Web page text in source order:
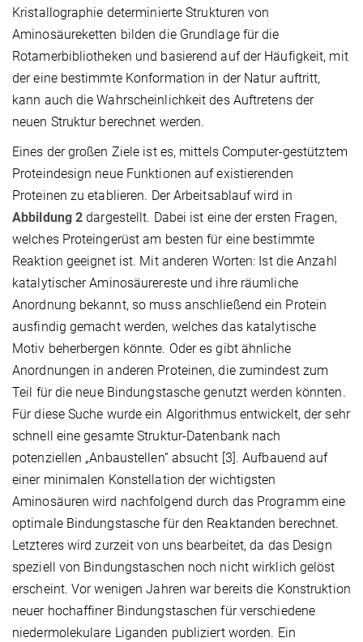
Kristallographie determinierte Strukturen von
Aminosäureketten bilden die Grundlage für die
Rotamerbibliotheken und basierend auf der Häufigkeit, mit
der eine bestimmte Konformation in der Natur auftritt,
kann auch die Wahrscheinlichkeit des Auftretens der
neuen Struktur berechnet werden.
Eines der großen Ziele ist es, mittels Computer-gestütztem
Proteindesign neue Funktionen auf existierenden
Proteinen zu etablieren. Der Arbeitsablauf wird in
Abbildung 2dargestellt. Dabei ist eine der ersten Fragen,
welches Proteingerüst am besten für eine bestimmte
Reaktion geeignet ist. Mit anderen Worten: Ist die Anzahl
katalytischer Aminosäurereste und ihre räumliche
Anordnung bekannt, so muss anschließend ein Protein
ausfindig gemacht werden, welches das katalytische
Motiv beherbergen könnte. Oder es gibt ähnliche
Anordnungen in anderen Proteinen, die zumindest zum
Teil für die neue Bindungstasche genutzt werden könnten.
Für diese Suche wurde ein Algorithmus entwickelt, der sehr
schnell eine gesamte Struktur-Datenbank nach
potenziellen „Anbaustellen“ absucht [3]. Aufbauend auf
einer minimalen Konstellation der wichtigsten
Aminosäuren wird nachfolgend durch das Programm eine
optimale Bindungstasche für den Reaktanden berechnet.
Letzteres wird zurzeit von uns bearbeitet, da das Design
speziell von Bindungstaschen noch nicht wirklich gelöst
erscheint. Vor wenigen Jahren war bereits die Konstruktion
neuer hochaffiner Bindungstaschen für verschiedene
niedermolekulare Liganden publiziert worden. Ein